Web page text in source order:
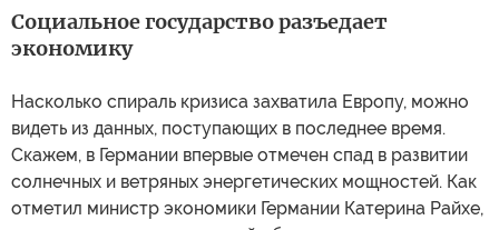
Социальное государство разъедает
экономику
Насколько спираль кризиса захватила Европу, можно
видеть из данных, поступающих в последнее время.
Скажем, в Германии впервые отмечен спад в развитии
солнечных и ветряных энергетических мощностей. Как
отметил министр экономики Германии Катерина Райхе,